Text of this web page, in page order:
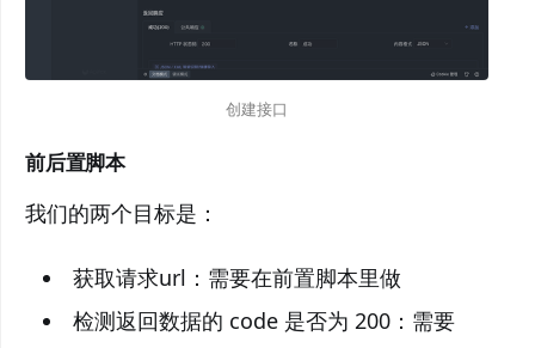
创建接口
前后置脚本
我们的两个目标是：
获取请求url：需要在前置脚本里做
检测返回数据的 code 是否为 200：需要